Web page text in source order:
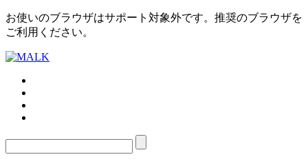
お使いのブラウザはサポート対象外です。推奨のブラウザを
ご利用ください。